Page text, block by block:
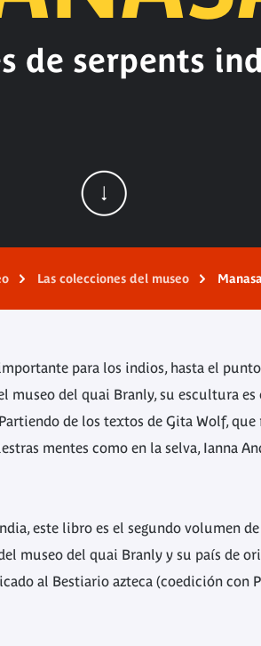
de serpents
Las colecciones del museo Manasa
para los indios, hasta el
museo del quai Branly, su escultura
de los textos de Gita Wolf,
mentes como en la selva, Ianna
este libro es el segundo volumen
museo del quai Branly y su país de
al Bestiario azteca (coedición con